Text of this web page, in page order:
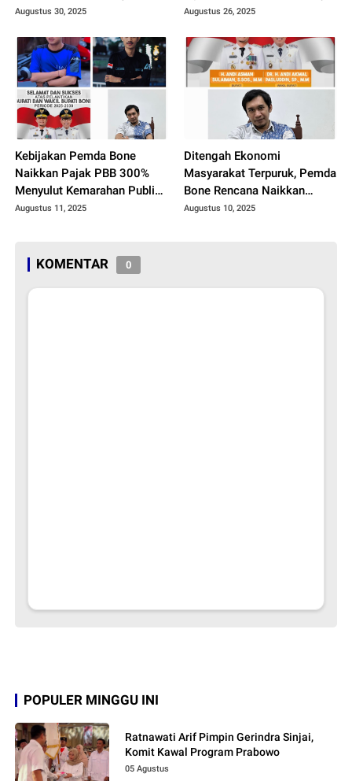
Kasus Korupsi Mandek di
Gusar
Augustus 30, 2025
Nilai Pajak PBB, Intimidasi
Yang Sedang Shalat Jadi
Imbas Gas Air Mata
Augustus 26, 2025
Kebijakan Pemda Bone
Naikkan Pajak PBB 300%
Menyulut Kemarahan Publik,
Selain Dinilai Sepihak,
Pemerintah
Augustus 11, 2025
Ditengah Ekonomi
Masyarakat Terpuruk, Pemda
Bone Rencana Naikkan
Pajak PBB 300 %, Praktisi
Augustus 10, 2025
KOMENTAR 0
POPULER MINGGU INI
Ratnawati Arif Pimpin Gerindra Sinjai,
Komit Kawal Program Prabowo
05 Agustus